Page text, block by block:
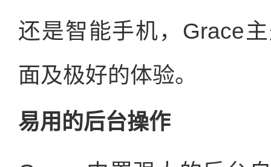
还是智能手机，Grace
面及极好的体验。
易用的后台操作